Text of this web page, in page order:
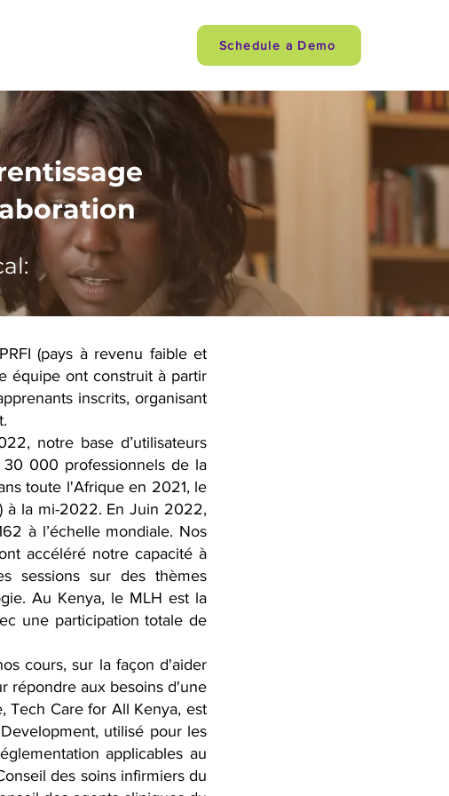
Schedule a Demo
(pays à revenu faible et
équipe ont construit à partir
inscrits, organisant
notre base d’utilisateurs
000 professionnels de la
toute l'Afrique en 2021, le
à la mi-2022. En Juin 2022,
à l’échelle mondiale. Nos
accéléré notre capacité à
sessions sur des thèmes
Au Kenya, le MLH est la
une participation totale de
cours, sur la façon d'aider
répondre aux besoins d'une
Tech Care for All Kenya, est
utilisé pour les
applicables au
des soins infirmiers du